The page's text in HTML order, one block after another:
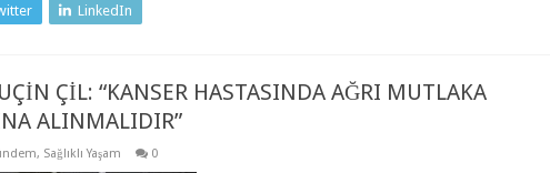
LinkedIn
ÇİL: “KANSER HASTASINDA AĞRI MUTLAKA
ALINMALIDIR”
, Sağlıklı Yaşam 0